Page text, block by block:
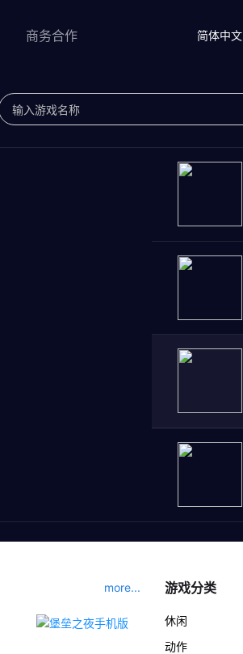
商务合作 简体中文
more... 游戏分类
休闲
动作